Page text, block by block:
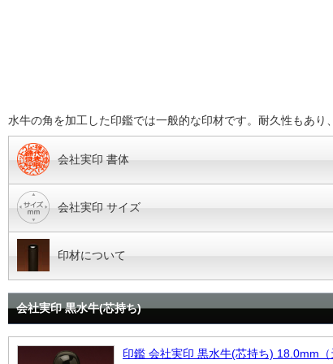
水牛の角を加工した印鑑では一般的な印材です。耐久性もあり
会社実印 書体
会社実印 サイズ
印材について
会社実印 黒水牛(芯持ち)
印鑑 会社実印 黒水牛(芯持ち) 18.0mm（